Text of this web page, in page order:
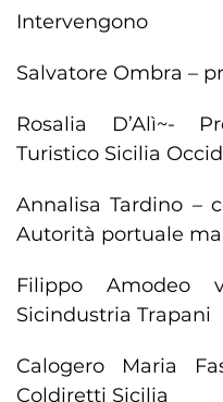
Intervengono
Salvatore Ombra –
Rosalia D’Alì~-
Turistico Sicilia
Annalisa Tardino –
Autorità portuale
Filippo Amodeo
Sicindustria Trapani
Calogero Maria
Coldiretti Sicilia